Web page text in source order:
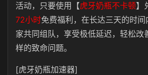
活动，只要使用【虎牙奶瓶不卡顿】
72小时免费福利，在长达三天的时
家共同组队，享受极低延迟，轻松改
样的致命问题。
[虎牙奶瓶加速器]